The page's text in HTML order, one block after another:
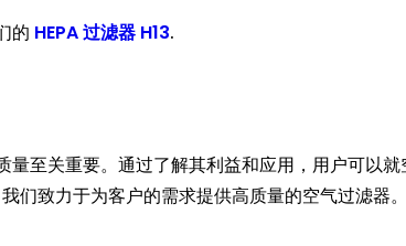
的 HEPA 过滤器 H13.
量至关重要。通过了解其利益和应用，用户可以
致力于为客户的需求提供高质量的空气过滤器。